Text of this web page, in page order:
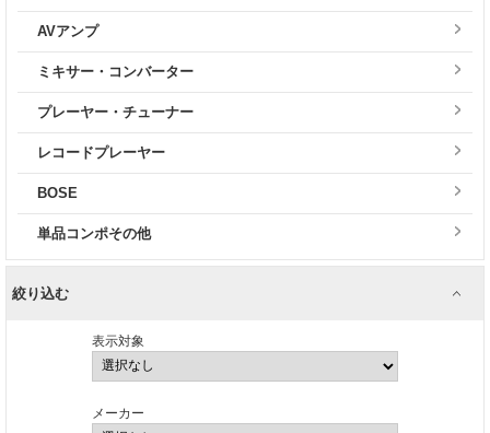
AVアンプ
ミキサー・コンバーター
プレーヤー・チューナー
レコードプレーヤー
BOSE
単品コンポその他
絞り込む
表示対象
メーカー